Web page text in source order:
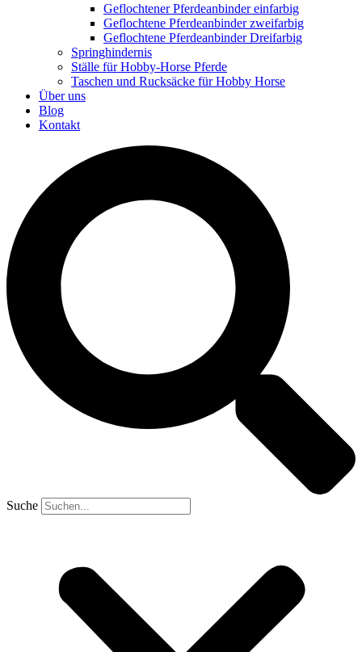
Geflochtener Pferdeanbinder einfarbig
Geflochtene Pferdeanbinder zweifarbig
Geflochtene Pferdeanbinder Dreifarbig
Springhindernis
Ställe für Hobby-Horse Pferde
Taschen und Rucksäcke für Hobby Horse
Über uns
Blog
Kontakt
Suche